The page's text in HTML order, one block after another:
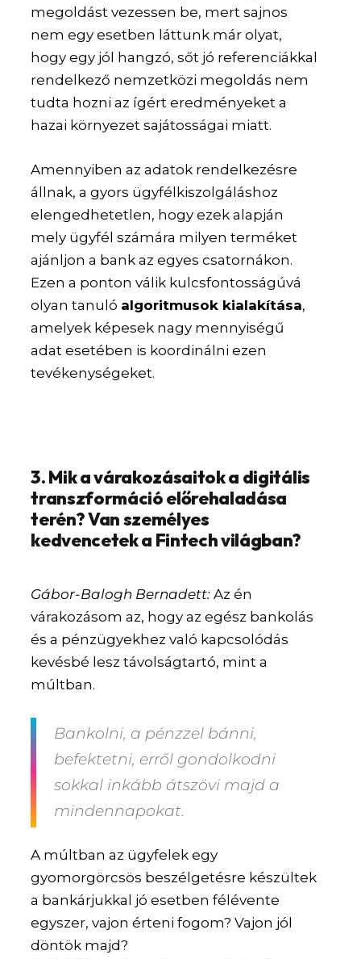
megoldást vezessen be, mert sajnos
nem egy esetben láttunk már olyat,
hogy egy jól hangzó, sőt jó referenciákkal
rendelkező nemzetközi megoldás nem
tudta hozni az ígért eredményeket a
hazai környezet sajátosságai miatt.
Amennyiben az adatok rendelkezésre
állnak, a gyors ügyfélkiszolgáláshoz
elengedhetetlen, hogy ezek alapján
mely ügyfél számára milyen terméket
ajánljon a bank az egyes csatornákon.
Ezen a ponton válik kulcsfontosságúvá
olyan tanuló algoritmusok kialakítása,
amelyek képesek nagy mennyiségű
adat esetében is koordinálni ezen
tevékenységeket.
3. Mik a várakozásaitok a digitális
transzformáció előrehaladása
terén? Van személyes
kedvencetek a Fintech világban?
Gábor-Balogh Bernadett: Az én
várakozásom az, hogy az egész bankolás
és a pénzügyekhez való kapcsolódás
kevésbé lesz távolságtartó, mint a
múltban.
Bankolni, a pénzzel bánni,
befektetni, erről gondolkodni
sokkal inkább átszövi majd a
mindennapokat.
A múltban az ügyfelek egy
gyomorgörcsös beszélgetésre készültek
a bankárjukkal jó esetben félévente
egyszer, vajon érteni fogom? Vajon jól
döntök majd?